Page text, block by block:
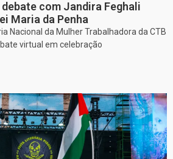
debate com Jandira Feghali
Maria da Penha
Nacional da Mulher Trabalhadora da CTB
virtual em celebração